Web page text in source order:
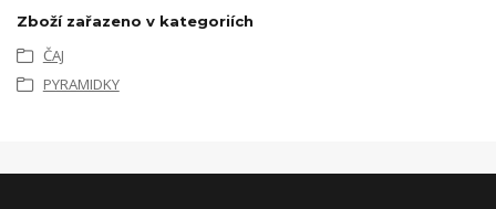
Zboží zařazeno v kategoriích
ČAJ
PYRAMIDKY